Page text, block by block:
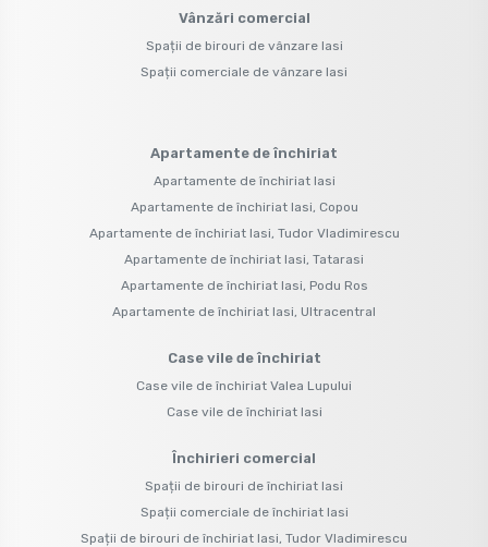
Vânzări comercial
Spații de birouri de vânzare Iasi
Spații comerciale de vânzare Iasi
Apartamente de închiriat
Apartamente de închiriat Iasi
Apartamente de închiriat Iasi, Copou
Apartamente de închiriat Iasi, Tudor Vladimirescu
Apartamente de închiriat Iasi, Tatarasi
Apartamente de închiriat Iasi, Podu Ros
Apartamente de închiriat Iasi, Ultracentral
Case vile de închiriat
Case vile de închiriat Valea Lupului
Case vile de închiriat Iasi
Închirieri comercial
Spații de birouri de închiriat Iasi
Spații comerciale de închiriat Iasi
Spații de birouri de închiriat Iasi, Tudor Vladimirescu